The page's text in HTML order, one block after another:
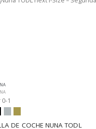
0-1
DE COCHE NUNA TODL